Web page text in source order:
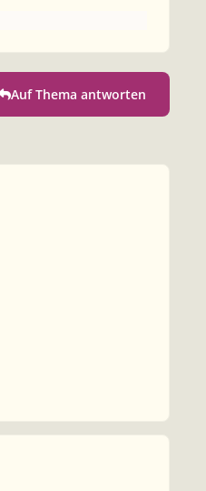
Auf Thema antworten